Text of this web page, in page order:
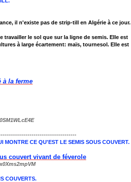
il n'existe pas de strip-till en Algérie à ce jour.
travailler le sol que sur la ligne de semis. Elle est
à large écartement: maïs, tournesol. Elle est
à la ferme
MONTRE CE QU'EST LE SEMIS SOUS COUVERT.
couvert vivant de féverole
COUVERTS.